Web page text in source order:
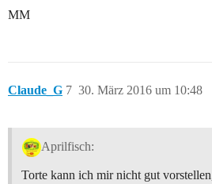
MM
Claude_G 30. März 2016 um 10:48
7
Aprilfisch:
Torte kann ich mir nicht gut